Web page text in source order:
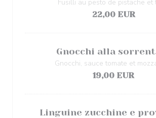
Fusilli au pesto de pistache et
22,00 EUR
Gnocchi alla
Gnocchi, sauce tomate et
19,00 EUR
Linguine zucchine e